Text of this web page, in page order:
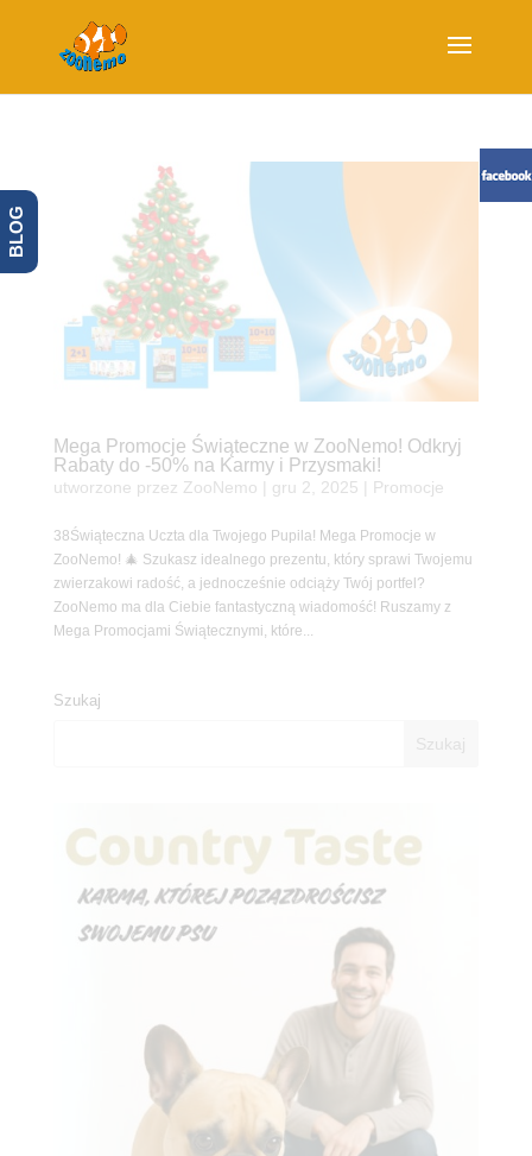
Mega Promocje Świąteczne w ZooNemo! Odkryj
Rabaty do -50% na Karmy i Przysmaki!
utworzone przez ZooNemo gru 2, 2025 Promocje
38Świąteczna Uczta dla Twojego Pupila! Mega Promocje w
ZooNemo! 🎄 Szukasz idealnego prezentu, który sprawi Twojemu
zwierzakowi radość, a jednocześnie odciąży Twój portfel?
ZooNemo ma dla Ciebie fantastyczną wiadomość! Ruszamy z
Mega Promocjami Świątecznymi, które...
Szukaj
BLOG